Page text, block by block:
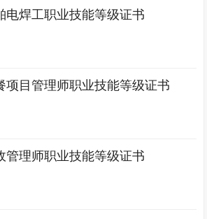
电焊工职业技能等级证书
项目管理师职业技能等级证书
管理师职业技能等级证书